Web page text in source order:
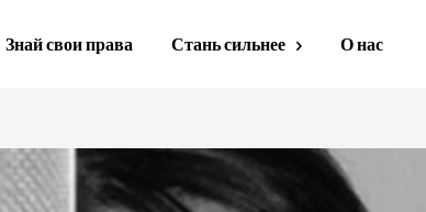
Знай свои права Стань сильнее О нас